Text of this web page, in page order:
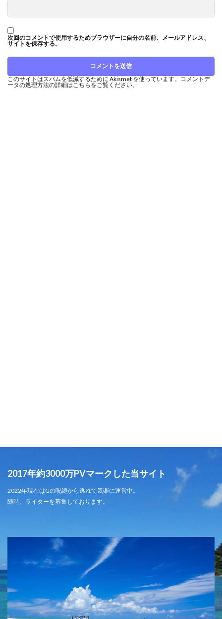
次回のコメントで使用するためブラウザーに自分の名前、メールアドレス、
サイトを保存する。
このサイトはスパムを低減するために Akismet を使っています。コメントデ
ータの処理方法の詳細はこちらをご覧ください。
2017年約3000万PVマークした当サイト
2022年現在はGの呪縛から逃れて気楽に運営中。
随時、ライターを募集しております。